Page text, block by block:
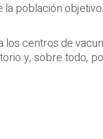
población
centros de
y, sobre todo,